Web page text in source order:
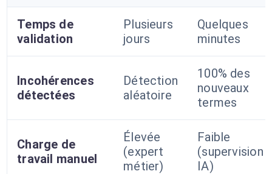
Temps de
validation
Plusieurs
jours
Quelques
minutes
Incohérences
détectées
Détection
aléatoire
100% des
nouveaux
termes
Charge de
travail manuel
Élevée
(expert
métier)
Faible
(supervision
IA)